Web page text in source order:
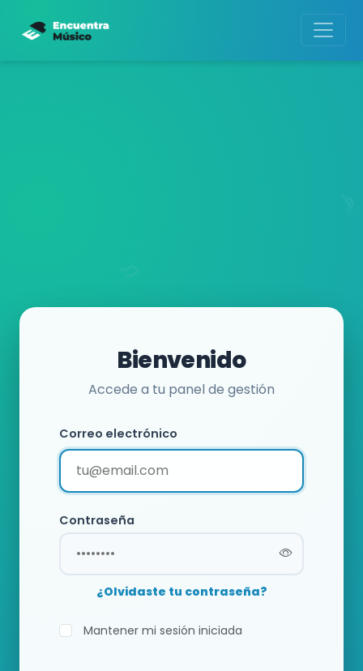
Bienvenido
Accede a tu panel de gestión
Correo electrónico
Contraseña
¿Olvidaste tu contraseña?
Mantener mi sesión iniciada